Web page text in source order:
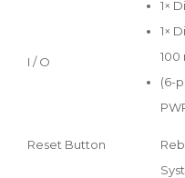
I / O
1×
1×
100
(6-
Reset Button